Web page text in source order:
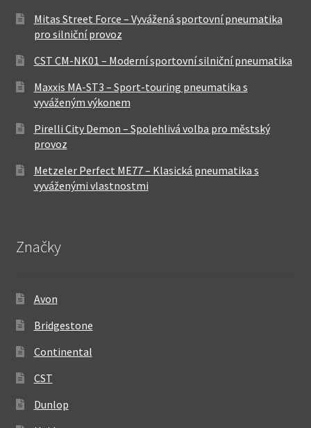
Mitas Street Force – Vyvážená sportovní pneumatika
pro silniční provoz
CST CM-NK01 – Moderní sportovní silniční pneumatika
Maxxis MA-ST3 – Sport-touring pneumatika s
vyváženým výkonem
Pirelli City Demon – Spolehlivá volba pro městský
provoz
Metzeler Perfect ME77 – Klasická pneumatika s
vyváženými vlastnostmi
Značky
Avon
Bridgestone
Continental
CST
Dunlop